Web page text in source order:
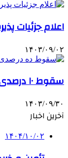
اعلام جزئیات
۱۴۰۳/۰۹/۰۲
سقوط ۱۰ درصدی بیتکوین بعد از ثبت سقف جدید
۱۴۰۳/۰۹/۳۰
آخرین اخبار
۱۴۰۴/۱۰/۰۲